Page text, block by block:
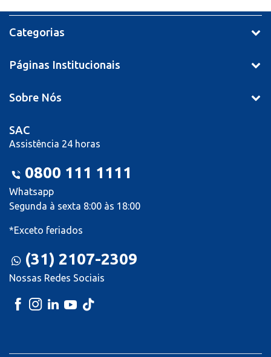
Categorias
Páginas Institucionais
Sobre Nós
SAC
Assistência 24 horas
0800 111 1111
Whatsapp
Segunda à sexta 8:00 às 18:00
*Exceto feriados
(31) 2107-2309
Nossas Redes Sociais